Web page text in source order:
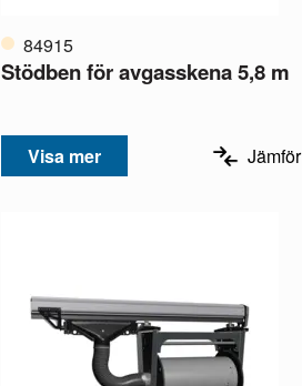
84915
Stödben för avgasskena 5,8 m
Visa mer Jämför